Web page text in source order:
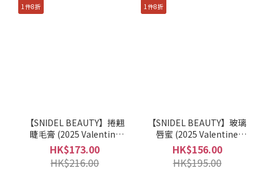
1件8折
【SNIDEL BEAUTY】捲翹
睫毛膏 (2025 Valentine
Collection)
HK$173.00
HK$216.00
1件8折
【SNIDEL BEAUTY】玻璃
唇蜜 (2025 Valentine
Collection)
HK$156.00
HK$195.00